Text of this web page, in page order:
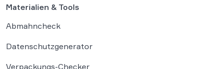
Materialien & Tools
Abmahncheck
Datenschutzgenerator
Verpackungs-Checker